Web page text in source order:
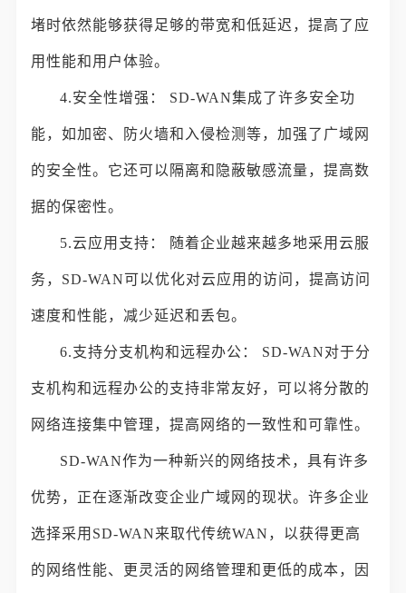
堵时依然能够获得足够的带宽和低延迟，提高了应
用性能和用户体验。
4.安全性增强： SD-WAN集成了许多安全功
能，如加密、防火墙和入侵检测等，加强了广域网
的安全性。它还可以隔离和隐蔽敏感流量，提高数
据的保密性。
5.云应用支持： 随着企业越来越多地采用云服
务，SD-WAN可以优化对云应用的访问，提高访问
速度和性能，减少延迟和丢包。
6.支持分支机构和远程办公： SD-WAN对于分
支机构和远程办公的支持非常友好，可以将分散的
网络连接集中管理，提高网络的一致性和可靠性。
SD-WAN作为一种新兴的网络技术，具有许多
优势，正在逐渐改变企业广域网的现状。许多企业
选择采用SD-WAN来取代传统WAN，以获得更高
的网络性能、更灵活的网络管理和更低的成本，因